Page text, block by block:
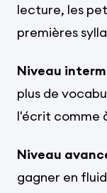
lecture, les
premières
Niveau
plus de
l'écrit comme
Niveau
gagner en